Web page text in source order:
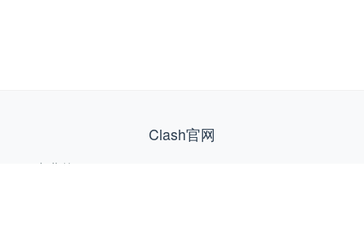
Clash官网
专业的Clash Verge、Clash for Windows/Android、